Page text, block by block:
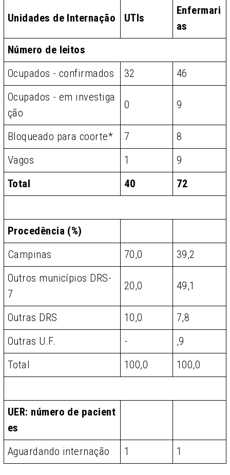
Unidades de Internação UTIs
Enfermari
as
Número de leitos
Ocupados - confirmados
32
46
Ocupados - em investiga
ção
0 9
Bloqueado para coorte* 7
8
Vagos
1
9
Total
40 72
Procedência (%)
Campinas
70,0
39,2
Outros municípios DRS-
7
20,0 49,1
Outras DRS 10,0
7,8
Outras U.F.
-
,9
Total
100,0 100,0
UER: número de pacient
es
Aguardando internação
1 1